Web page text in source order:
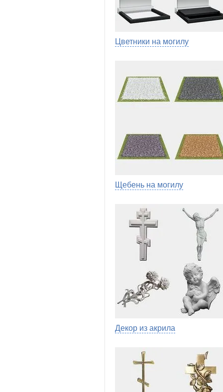
Цветники на могилу
Щебень на могилу
Декор из акрила